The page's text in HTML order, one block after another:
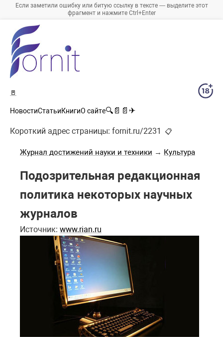
Если заметили ошибку или битую ссылку в тексте — выделите этот
фрагмент и нажмите Ctrl+Enter
🚪
НовостиСтатьиКнигиО сайте🔍 📄 📄 ✈
Короткий адрес страницы: fornit.ru/2231 📋
Журнал достижений науки и техники → Культура
Подозрительная редакционная
политика некоторых научных
журналов
Источник: www.rian.ru